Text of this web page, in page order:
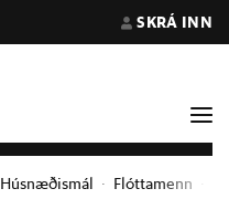
SKRÁ INN
Húsnæðismál Flóttamenn